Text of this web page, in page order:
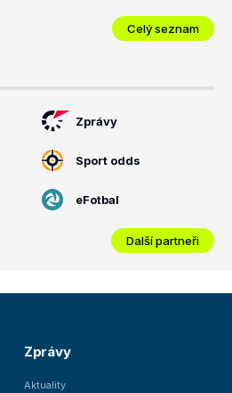
Celý seznam
Zprávy
Sport odds
eFotbal
Další partneři
Zprávy
Aktuality